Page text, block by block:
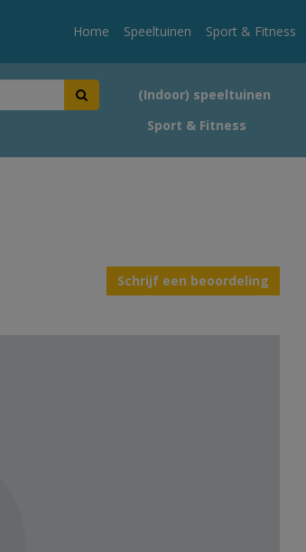
Home Speeltuinen Sport & Fitness
(Indoor) speeltuinen
Sport & Fitness
Schrijf een beoordeling